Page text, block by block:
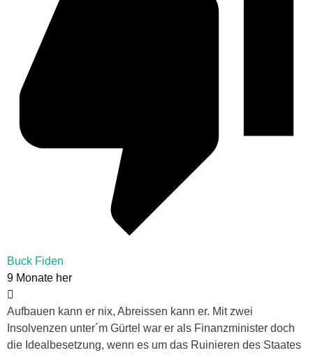
Buck Fiden
9 Monate her
Aufbauen kann er nix, Abreissen kann er. Mit zwei
Insolvenzen unter´m Gürtel war er als Finanzminister doch
die Idealbesetzung, wenn es um das Ruinieren des Staates